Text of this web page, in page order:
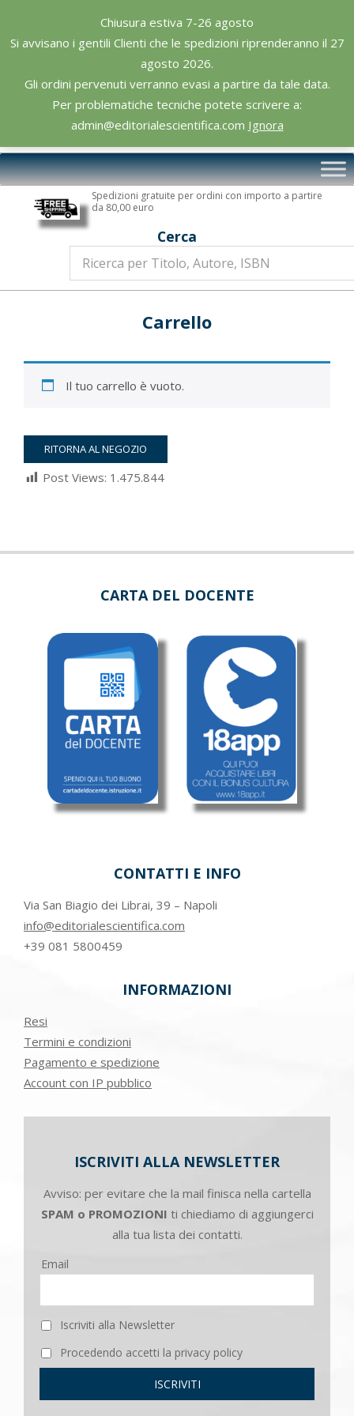
Chiusura estiva 7-26 agosto
Si avvisano i gentili Clienti che le spedizioni riprenderanno il 27
agosto 2026.
Gli ordini pervenuti verranno evasi a partire da tale data.
Per problematiche tecniche potete scrivere a:
admin@editorialescientifica.com Ignora
content
Editoriale
Scientifica
Primary
Navigation
Spedizioni gratuite per ordini con importo a partire
da 80,00 euro
Cerca
Carrello
Il tuo carrello è vuoto.
RITORNA AL NEGOZIO
Post Views: 1.475.844
03-
CARTA DEL DOCENTE
CONTATTI E INFO
Via San Biagio dei Librai, 39 – Napoli
info@editorialescientifica.com
+39 081 5800459
INFORMAZIONI
Resi
Termini e condizioni
Pagamento e spedizione
Account con IP pubblico
ISCRIVITI ALLA NEWSLETTER
Avviso: per evitare che la mail finisca nella cartella
SPAM o PROMOZIONI ti chiediamo di aggiungerci
alla tua lista dei contatti.
Email
Iscriviti alla Newsletter
Procedendo accetti la privacy policy